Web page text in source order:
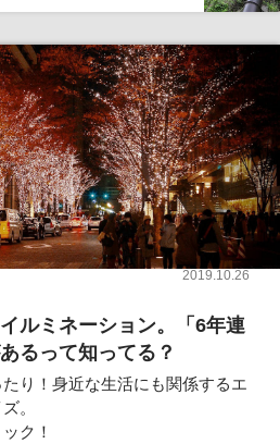
2019.10.26
ルミネーション。「6年連
るって知ってる？
り！身近な生活にも関係するエ
。
ク！